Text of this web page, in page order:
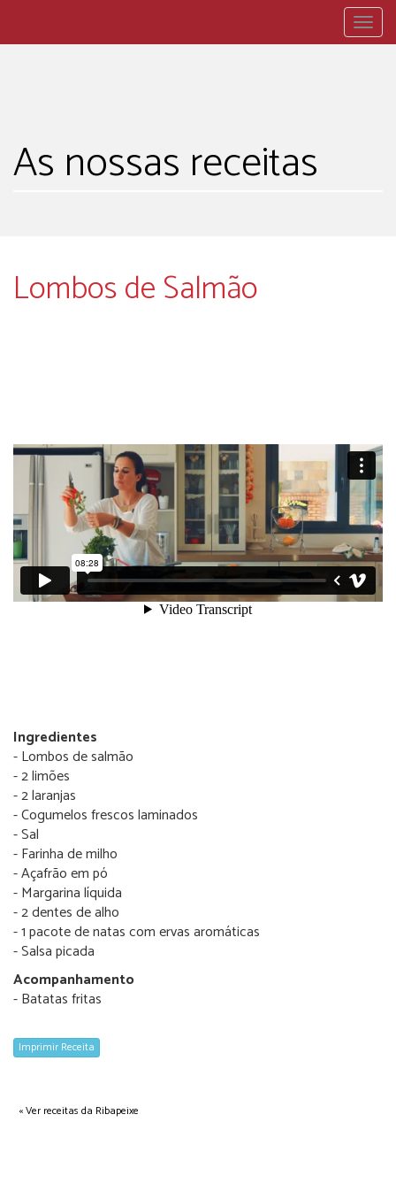
As nossas receitas
Lombos de Salmão
Ingredientes
- Lombos de salmão
- 2 limões
- 2 laranjas
- Cogumelos frescos laminados
- Sal
- Farinha de milho
- Açafrão em pó
- Margarina líquida
- 2 dentes de alho
- 1 pacote de natas com ervas aromáticas
- Salsa picada
Acompanhamento
- Batatas fritas
Imprimir Receita
« Ver receitas da Ribapeixe